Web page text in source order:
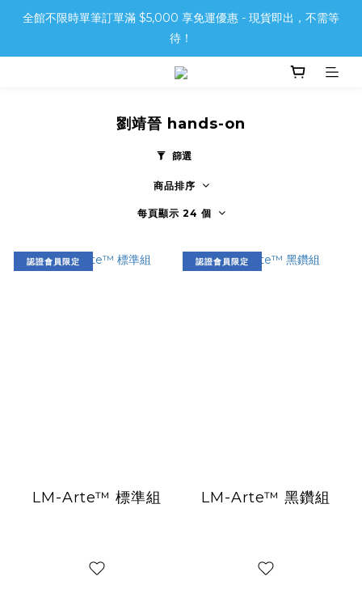
全館不限時單筆訂單滿 $5,000 享免運優惠 - 現貨即出，不需等
待！
劉靖晉 hands-on
篩選
商品排序
每頁顯示 24 個
認證會員限定
LM-Arte™ 標準組
認證會員限定
LM-Arte™ 黑鑽組